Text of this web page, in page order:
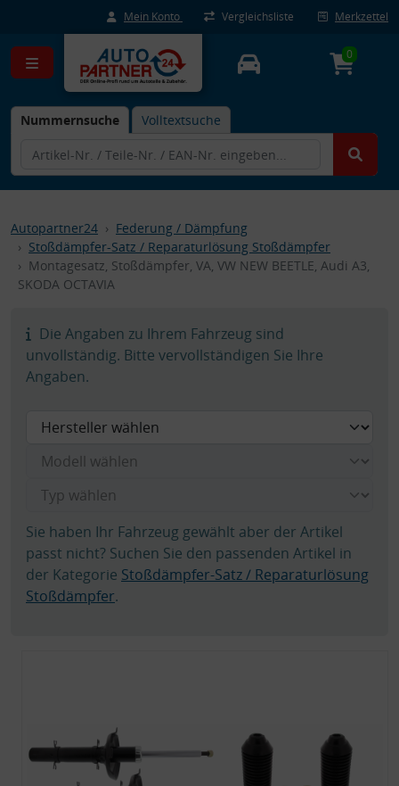
Mein Konto Vergleichsliste Merkzettel
Nummernsuche Volltextsuche
0
Autopartner24
Federung / Dämpfung
Stoßdämpfer-Satz / Reparaturlösung Stoßdämpfer
Montagesatz, Stoßdämpfer, VA, VW NEW BEETLE, Audi A3,
SKODA OCTAVIA
Die Angaben zu Ihrem Fahrzeug sind
unvollständig. Bitte vervollständigen Sie Ihre
Angaben.
Sie haben Ihr Fahrzeug gewählt aber der Artikel
passt nicht? Suchen Sie den passenden Artikel in
der Kategorie Stoßdämpfer-Satz / Reparaturlösung
Stoßdämpfer.